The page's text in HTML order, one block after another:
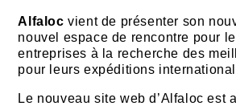
Alfaloc vient de présenter son
nouvel espace de rencontre pour
entreprises à la recherche des
pour leurs expéditions
Le nouveau site web d’Alfaloc est